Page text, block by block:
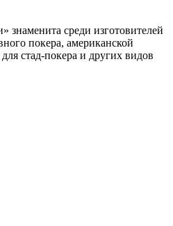
среди изготовителей
покера, американской
стад-покера и других видов